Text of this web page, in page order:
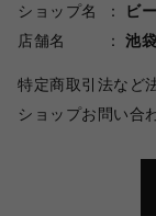
ショップ名
ビ
店舗名
池
特定商取引法など
ショップお問い合